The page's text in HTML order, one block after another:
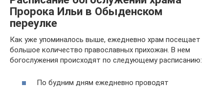
Пророка Ильи в Обыденском
переулке
Как уже упоминалось выше, ежедневно храм посещает
большое количество православных прихожан. В нем
богослужения происходят по следующему расписанию:
По будним дням ежедневно проводят